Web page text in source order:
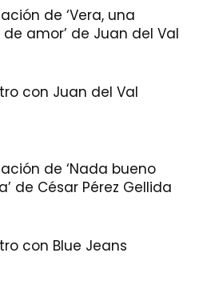
de ‘Vera, una
amor’ de Juan del Val
con Juan del Val
de ‘Nada bueno
de César Pérez Gellida
con Blue Jeans